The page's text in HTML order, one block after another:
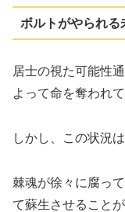
ボルトがやられる
居士の視た可能性
よって命を奪われ
しかし、この状況
棘魂が徐々に腐っ
て蘇生させること